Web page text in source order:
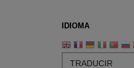
IDIOMA